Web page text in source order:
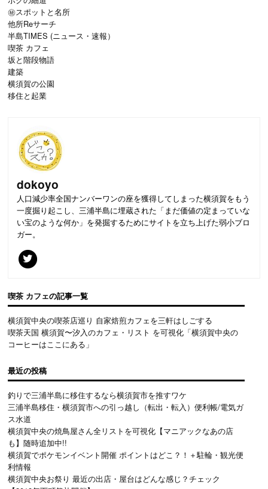
㊙スポットと名所
他所Reサーチ
半島TIMES (ニュース・速報）
喫茶 カフェ
坂と階段物語
建築
横須賀の公園
移住と起業
dokoyo
人口減少率全国ナンバーワンの座を獲得してしまった横須賀をもう
一度掘り起こし、三浦半島に埋蔵された「まだ価値の定まっていな
い宝のような何か」を発掘するためにサイトを立ち上げた弱小ブロ
ガー。
喫茶 カフェの記事一覧
横須賀中央の喫茶店巡り 自家焙煎カフェを三軒はしごする
喫茶天国 横須賀〜汐入のカフェ・リスト を可視化「横須賀中央の
コーヒーはここにある」
最近の投稿
釣りで三浦半島に移住するなら横須賀市を推すワケ
三浦半島移住・横須賀市への引っ越し（転出・転入）便利帳/電気ガ
ス水道
横須賀中央の焼鳥屋さん全リストを可視化【マニアックなあの店
も】随時追加中!!
横須賀でポケモンイベント開催 ポイントはどこ？！＋駐輪・観光便
利情報
横須賀中央お祭り 最近の出店・屋台はどんな感じ？チェック